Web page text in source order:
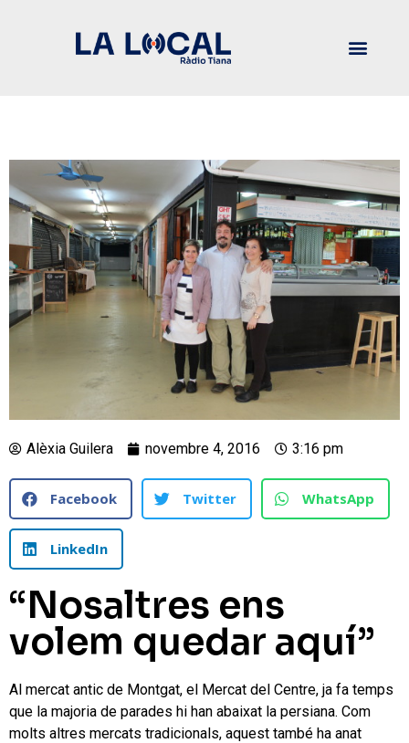
Alèxia Guilera novembre 4, 2016 3:16 pm
Facebook Twitter WhatsApp
LinkedIn
“Nosaltres ens
volem quedar aquí”
Al mercat antic de Montgat, el Mercat del Centre, ja fa temps
que la majoria de parades hi han abaixat la persiana. Com
molts altres mercats tradicionals, aquest també ha anat